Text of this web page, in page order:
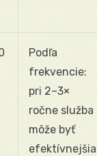
Podľa
frekvencie:
pri 2–3×
ročne služba
môže byť
efektívnejšia